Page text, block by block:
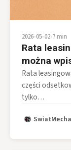
2026-05-02•7 min
Rata
można
Rata
części
tylko…